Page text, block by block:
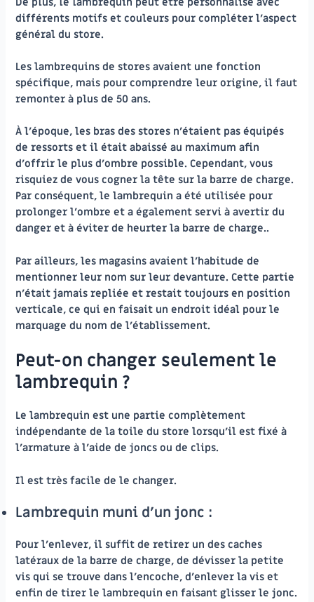
différents motifs et couleurs pour compléter l’aspect
général du store.
Les lambrequins de stores avaient une fonction
spécifique, mais pour comprendre leur origine, il faut
remonter à plus de 50 ans.
À l’époque, les bras des stores n’étaient pas équipés
de ressorts et il était abaissé au maximum afin
d’offrir le plus d’ombre possible. Cependant, vous
risquiez de vous cogner la tête sur la barre de charge.
Par conséquent, le lambrequin a été utilisée pour
prolonger l’ombre et a également servi à avertir du
danger et à éviter de heurter la barre de charge..
Par ailleurs, les magasins avaient l’habitude de
mentionner leur nom sur leur devanture. Cette partie
n’était jamais repliée et restait toujours en position
verticale, ce qui en faisait un endroit idéal pour le
marquage du nom de l’établissement.
Peut-on changer seulement le
lambrequin ?
Le lambrequin est une partie complètement
indépendante de la toile du store lorsqu’il est fixé à
l’armature à l’aide de joncs ou de clips.
Il est très facile de le changer.
Lambrequin muni d’un jonc :
Pour l’enlever, il suffit de retirer un des caches
latéraux de la barre de charge, de dévisser la petite
vis qui se trouve dans l’encoche, d’enlever la vis et
enfin de tirer le lambrequin en faisant glisser le jonc.